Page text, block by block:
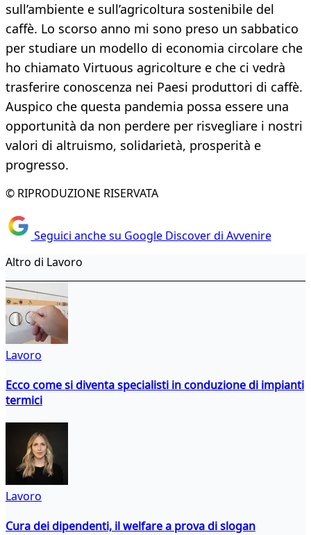
sull’ambiente e sull’agricoltura sostenibile del
caffè. Lo scorso anno mi sono preso un sabbatico
per studiare un modello di economia circolare che
ho chiamato Virtuous agricolture e che ci vedrà
trasferire conoscenza nei Paesi produttori di caffè.
Auspico che questa pandemia possa essere una
opportunità da non perdere per risvegliare i nostri
valori di altruismo, solidarietà, prosperità e
progresso.
© RIPRODUZIONE RISERVATA
Seguici anche su Google Discover di Avvenire
Altro di Lavoro
Lavoro
Ecco come si diventa specialisti in conduzione di impianti
termici
Lavoro
Cura dei dipendenti, il welfare a prova di slogan